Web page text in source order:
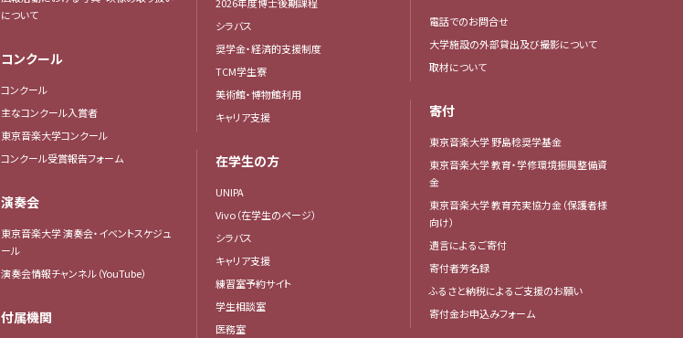
について
コンクール
コンクール
主なコンクール入賞者
東京音楽大学コンクール
コンクール受賞報告フォーム
演奏会
東京音楽大学 演奏会・イベントスケジュ
ール
演奏会情報チャンネル（YouTube）
付属機関
2026年度博士後期課程
シラバス
奨学金・経済的支援制度
TCM学生寮
美術館・博物館利用
キャリア支援
在学生の方
UNIPA
Vivo（在学生のページ）
シラバス
キャリア支援
練習室予約サイト
学生相談室
医務室
電話でのお問合せ
大学施設の外部貸出及び撮影について
取材について
寄付
東京音楽大学 野島稔奨学基金
東京音楽大学 教育・学修環境振興整備資
金
東京音楽大学 教育充実協力金（保護者様
向け）
遺言によるご寄付
寄付者芳名録
ふるさと納税によるご支援のお願い
寄付金お申込みフォーム